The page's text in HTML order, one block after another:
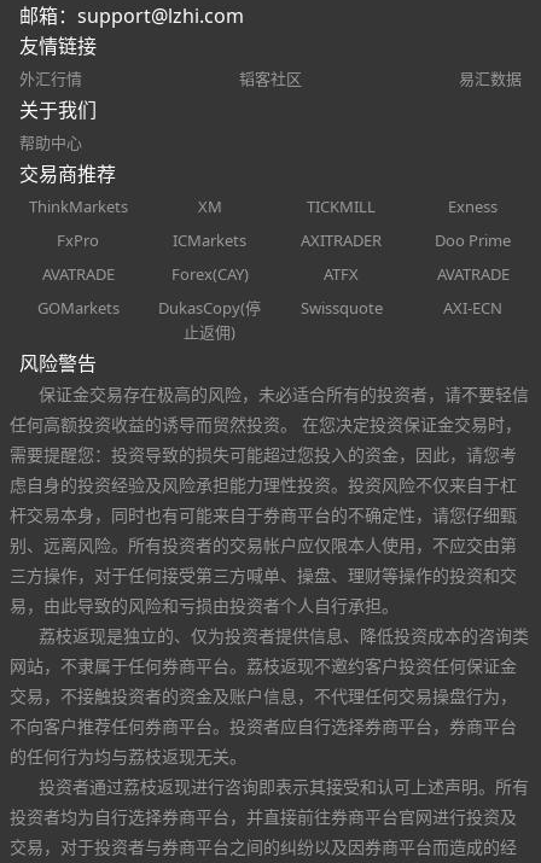
邮箱： support@lzhi.com
友情链接
外汇行情 韬客社区 易汇数据
关于我们
帮助中心
交易商推荐
ThinkMarkets XM TICKMILL
Exness
FxPro
ICMarkets AXITRADER
Doo Prime
AVATRADE
Forex(CAY) ATFX
AVATRADE
GOMarkets
DukasCopy(停
止返佣)
Swissquote AXI-ECN
风险警告
保证金交易存在极高的风险，未必适合所有的投资者，请不要轻信
任何高额投资收益的诱导而贸然投资。 在您决定投资保证金交易时，
需要提醒您：投资导致的损失可能超过您投入的资金，因此，请您考
虑自身的投资经验及风险承担能力理性投资。投资风险不仅来自于杠
杆交易本身，同时也有可能来自于券商平台的不确定性，请您仔细甄
别、远离风险。所有投资者的交易帐户应仅限本人使用，不应交由第
三方操作，对于任何接受第三方喊单、操盘、理财等操作的投资和交
易，由此导致的风险和亏损由投资者个人自行承担。
荔枝返现是独立的、仅为投资者提供信息、降低投资成本的咨询类
网站，不隶属于任何券商平台。荔枝返现不邀约客户投资任何保证金
交易，不接触投资者的资金及账户信息，不代理任何交易操盘行为，
不向客户推荐任何券商平台。投资者应自行选择券商平台，券商平台
的任何行为均与荔枝返现无关。
投资者通过荔枝返现进行咨询即表示其接受和认可上述声明。所有
投资者均为自行选择券商平台，并直接前往券商平台官网进行投资及
交易，对于投资者与券商平台之间的纠纷以及因券商平台而造成的经